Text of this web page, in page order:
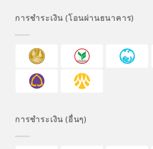
การชำระเงิน (โอนผ่านธนาคาร)
การชำระเงิน (อื่นๆ)